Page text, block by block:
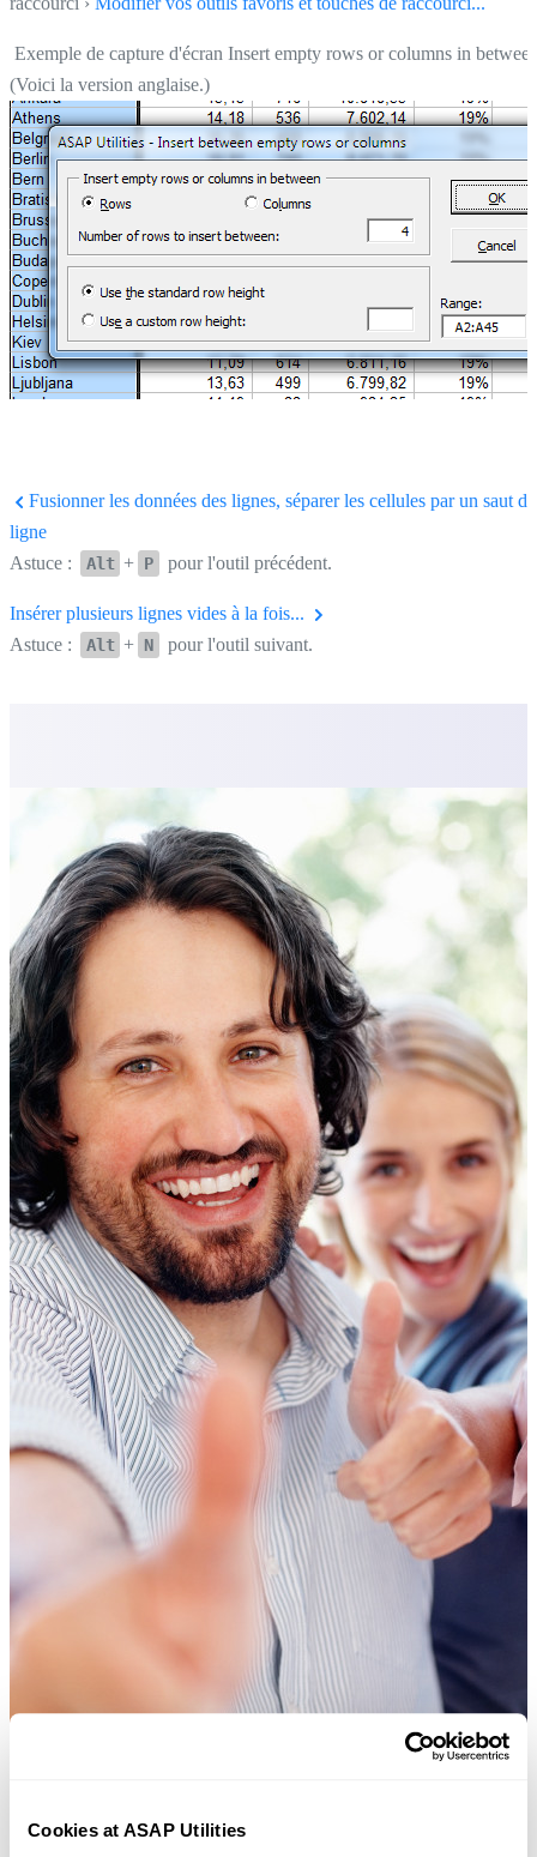
Cookies at ASAP Utilities
Exemple de capture d'écran Insert empty rows or columns in
(Voici la version anglaise.)
Fusionner les données des lignes, séparer les cellules par un saut de
ligne
Astuce :
Alt + P pour l'outil précédent.
Insérer plusieurs lignes vides à la fois...
Astuce :
Alt + N pour l'outil suivant.
Des outils pratiques que beaucoup d'utilisateurs d'Excel aimeraient